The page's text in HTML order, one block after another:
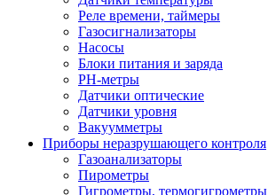
Реле времени, таймеры
Газосигнализаторы
Насосы
Блоки питания и заряда
PH-метры
Датчики оптические
Датчики уровня
Вакуумметры
Приборы неразрушающего контроля
Газоанализаторы
Пирометры
Гигрометры, термогигрометры